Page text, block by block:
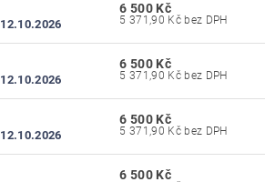
12.10.2026
6 500 Kč
5 371,90 Kč bez DPH
12.10.2026
6 500 Kč
5 371,90 Kč bez DPH
12.10.2026
6 500 Kč
5 371,90 Kč bez DPH
6 500 Kč